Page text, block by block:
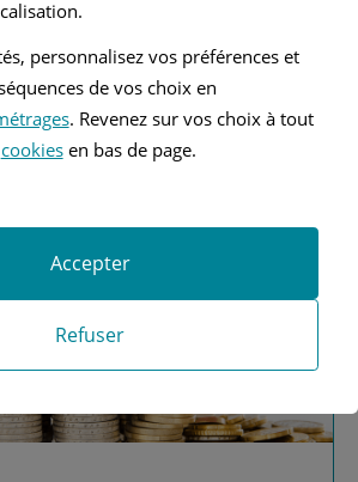
recherchez une
automobile ?
vos devis MAAF
personnalisez vos préférences et
de vos choix en
. Revenez sur vos choix à tout
cookiesen bas de page.
Refuser
Accepter